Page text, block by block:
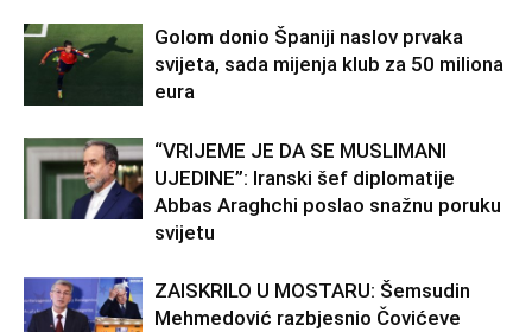
Golom donio Španiji naslov prvaka
svijeta, sada mijenja klub za 50 miliona
eura
“VRIJEME JE DA SE MUSLIMANI
UJEDINE”: Iranski šef diplomatije
Abbas Araghchi poslao snažnu poruku
svijetu
ZAISKRILO U MOSTARU: Šemsudin
Mehmedović razbjesnio Čovićeve